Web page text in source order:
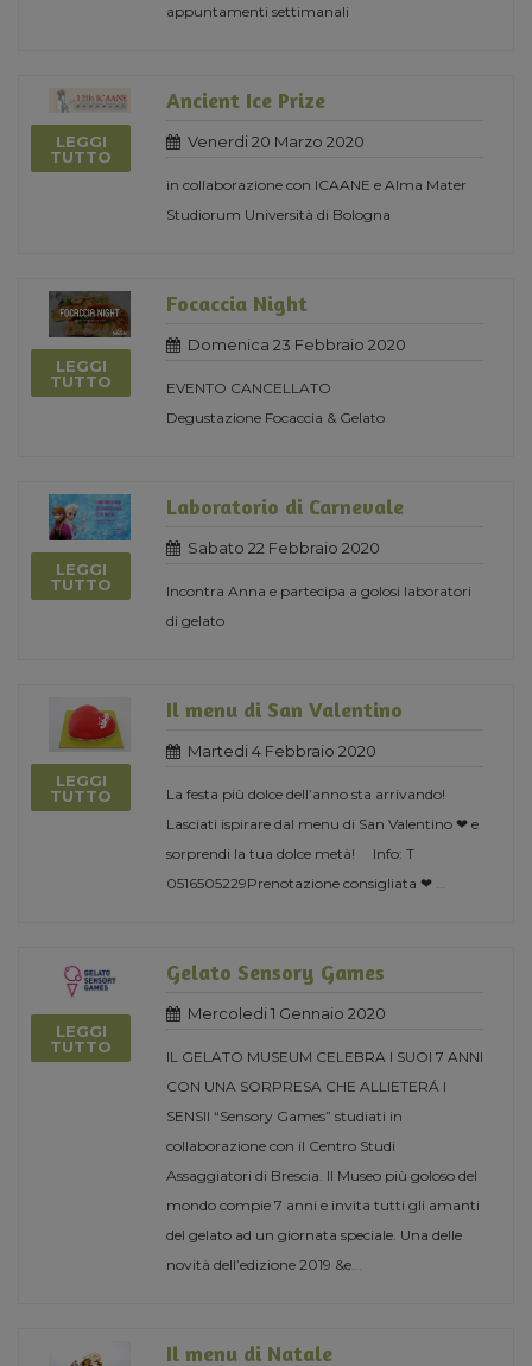
appuntamenti settimanali
LEGGI
TUTTO
Ancient Ice Prize
Venerdi 20 Marzo 2020
in collaborazione con ICAANE e Alma Mater
Studiorum Università di Bologna
LEGGI
TUTTO
Focaccia Night
Domenica 23 Febbraio 2020
EVENTO CANCELLATO
Degustazione Focaccia & Gelato
LEGGI
TUTTO
Laboratorio di Carnevale
Sabato 22 Febbraio 2020
Incontra Anna e partecipa a golosi laboratori
di gelato
LEGGI
TUTTO
Il menu di San Valentino
Martedi 4 Febbraio 2020
La festa più dolce dell’anno sta arrivando!
Lasciati ispirare dal menu di San Valentino ❤ e
sorprendi la tua dolce metà! Info: T
0516505229Prenotazione consigliata ❤
LEGGI
TUTTO
Gelato Sensory Games
Mercoledi 1 Gennaio 2020
IL GELATO MUSEUM CELEBRA I SUOI 7 ANNI
CON UNA SORPRESA CHE ALLIETERÁ I
SENSII “Sensory Games” studiati in
collaborazione con il Centro Studi
Assaggiatori di Brescia. Il Museo più goloso del
mondo compie 7 anni e invita tutti gli amanti
del gelato ad un giornata speciale. Una delle
novità dell’edizione 2019 &e
Il menu di Natale